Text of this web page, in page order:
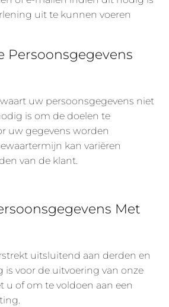
uit te kunnen voeren
Persoonsgegevens
uw persoonsgegevens niet
is om de doelen te
uw gegevens worden
kan variëren
van de klant.
Met
uitsluitend aan derden en
is voor de uitvoering van onze
u of om te voldoen aan een